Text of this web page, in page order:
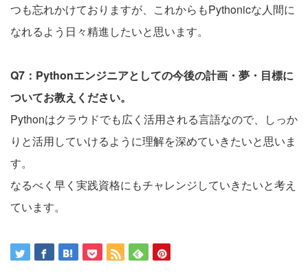
つも忘れかけておりますが、これからもPythonicな人間に
なれるよう日々精進したいと思います。
Q7：Pythonエンジニアとしての今後の計画・夢・目標に
ついてお教えください。
Pythonはクラウドでも広く活用される言語なので、しっか
りと活用していけるように理解を深めていきたいと思いま
す。
なるべく早く実践資格にもチャレンジしていきたいと考え
ています。